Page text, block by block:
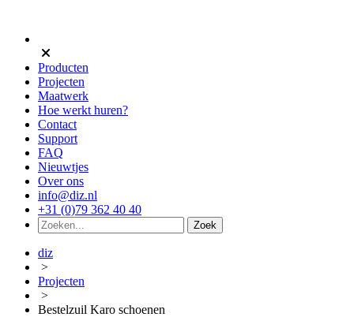
Producten
Projecten
Maatwerk
Hoe werkt huren?
Contact
Support
FAQ
Nieuwtjes
Over ons
info@diz.nl
+31 (0)79 362 40 40
diz
>
Projecten
>
Bestelzuil Karo schoenen